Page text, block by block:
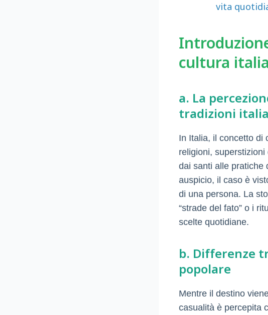
vita
cultura
a. La
tradizioni
In Italia, il concetto di
religioni,
dai santi alle pratiche
auspicio, il caso è
di una persona. La
“strade del fato” o i
scelte quotidiane.
b. Differenze
popolare
Mentre il destino
casualità è percepita